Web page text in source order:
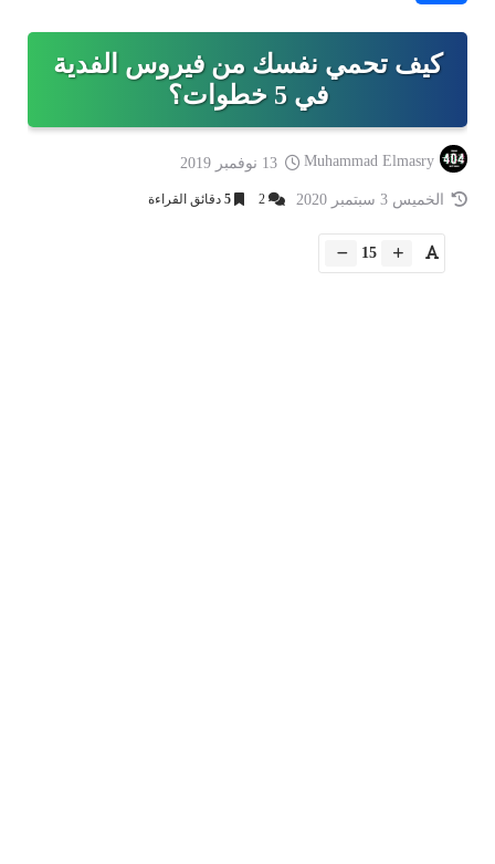
كيف تحمي نفسك من فيروس الفدية
في 5 خطوات؟
Muhammad Elmasry
الخميس 3 سبتمبر 2020 2
5 دقائق القراءة
15